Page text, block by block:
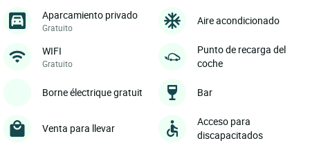
Aparcamiento privado
Gratuito
Aire acondicionado
WIFI
Gratuito
Punto de recarga del
coche
Borne électrique gratuit Bar
Venta para llevar
Acceso para
discapacitados